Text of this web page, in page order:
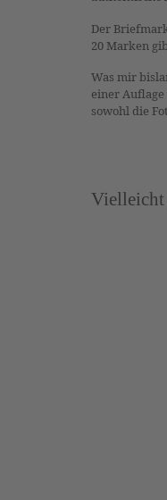
Der
20 Marken
Was mir
einer
sowohl die
Vielleicht